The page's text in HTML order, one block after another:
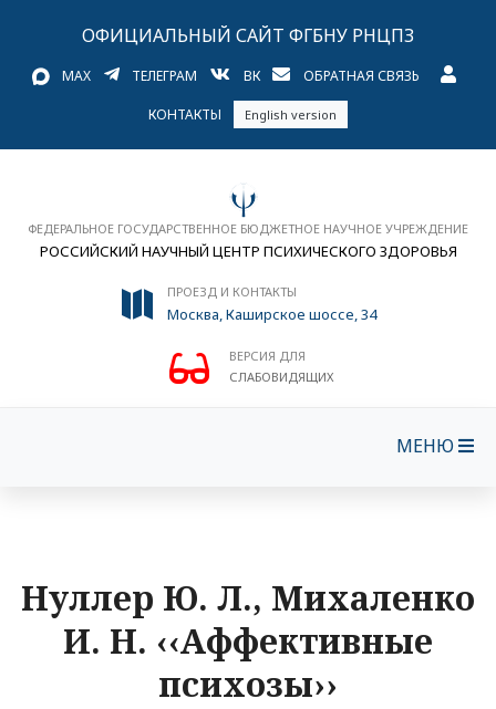
ОФИЦИАЛЬНЫЙ САЙТ ФГБНУ РНЦПЗ
MAX ТЕЛЕГРАМ ВК ОБРАТНАЯ СВЯЗЬ
КОНТАКТЫ English version
ФЕДЕРАЛЬНОЕ ГОСУДАРСТВЕННОЕ БЮДЖЕТНОЕ НАУЧНОЕ УЧРЕЖДЕНИЕ
РОССИЙСКИЙ НАУЧНЫЙ ЦЕНТР ПСИХИЧЕСКОГО ЗДОРОВЬЯ
ПРОЕЗД И КОНТАКТЫ
Москва, Каширское шоссе, 34
ВЕРСИЯ ДЛЯ
СЛАБОВИДЯЩИХ
МЕНЮ
Нуллер Ю. Л., Михаленко
И. Н. ‹‹Аффективные
психозы››